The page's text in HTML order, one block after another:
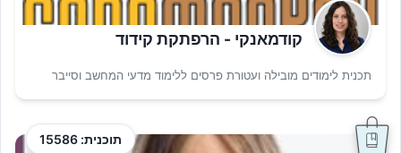
קודמאנקי - הרפתקת קידוד
תכנית לימודים מובילה ועטורת פרסים ללימוד מדעי המחשב וסייבר
תוכנית: 15586